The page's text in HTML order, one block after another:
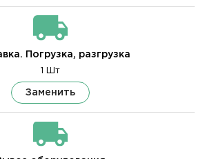
Погрузка, разгрузка
1 Шт
Заменить